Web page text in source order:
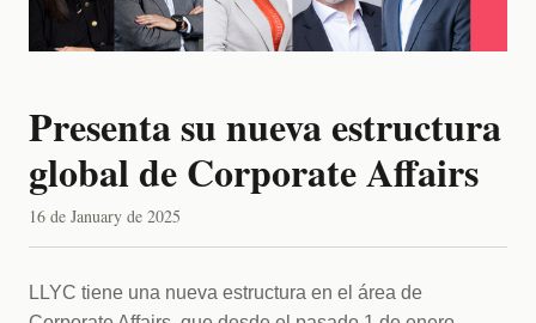
Presenta su nueva estructura
global de Corporate Affairs
16 de January de 2025
LLYC tiene una nueva estructura en el área de